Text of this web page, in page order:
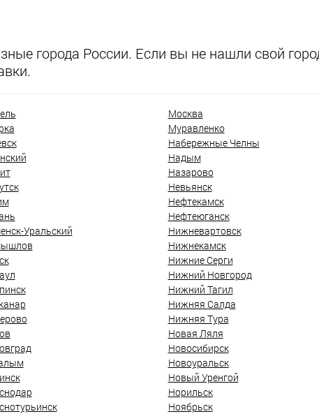
города России. Если вы не нашли свой
Уральский
Москва
Муравленко
Набережные Челны
Надым
Назарово
Невьянск
Нефтекамск
Нефтеюганск
Нижневартовск
Нижнекамск
Нижние Серги
Нижний Новгород
Нижний Тагил
Нижняя Салда
Нижняя Тура
Новая Ляля
Новосибирск
Новоуральск
Новый Уренгой
Норильск
Ноябрьск